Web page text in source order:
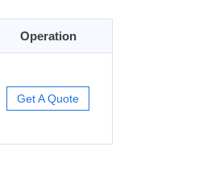
Operation
Get A Quote